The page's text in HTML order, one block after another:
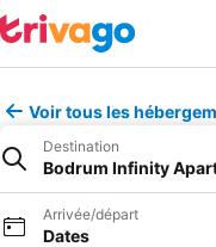
Voir tous les
Destination
Bodrum Infinity
Arrivée/départ
Dates